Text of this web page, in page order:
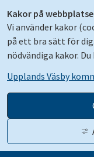
Kakor på
Vi använder kakor
på ett bra sätt för
nödvändiga kakor.
Upplands Väsby